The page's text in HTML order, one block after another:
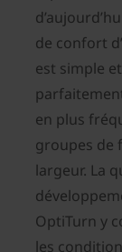
de confort
est simple
en plus
groupes de
largeur. La
OptiTurn y
les